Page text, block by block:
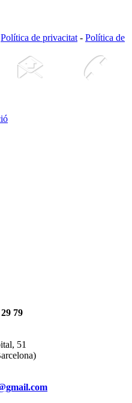
Política de privacitat - Política de
79
51